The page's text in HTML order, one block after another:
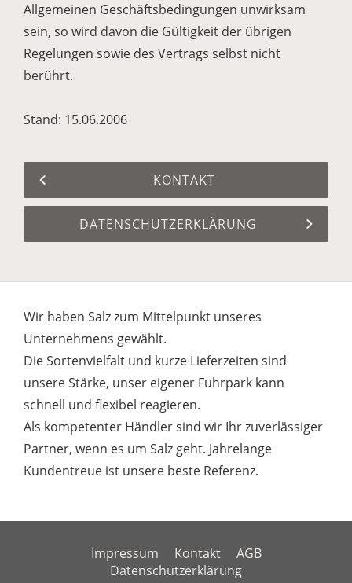
Allgemeinen Geschäftsbedingungen unwirksam
sein, so wird davon die Gültigkeit der übrigen
Regelungen sowie des Vertrags selbst nicht
berührt.
Stand: 15.06.2006
KONTAKT
DATENSCHUTZERKLÄRUNG
Wir haben Salz zum Mittelpunkt unseres
Unternehmens gewählt.
Die Sortenvielfalt und kurze Lieferzeiten sind
unsere Stärke, unser eigener Fuhrpark kann
schnell und flexibel reagieren.
Als kompetenter Händler sind wir Ihr zuverlässiger
Partner, wenn es um Salz geht. Jahrelange
Kundentreue ist unsere beste Referenz.
Impressum Kontakt
AGB
Datenschutzerklärung